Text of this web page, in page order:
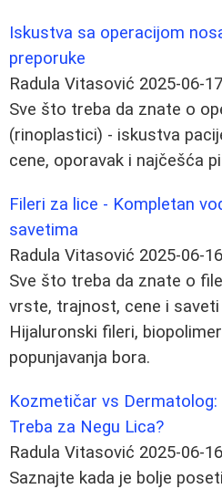
Iskustva sa operacijom
preporuke
Radula Vitasović 2025-06-17
Sve što treba da znate o
(rinoplastici) - iskustva
cene, oporavak i najčešća
Fileri za lice - Kompletan
savetima
Radula Vitasović 2025-06-16
Sve što treba da znate o
vrste, trajnost, cene i
Hijaluronski fileri,
popunjavanja bora.
Kozmetičar vs
Treba za Negu Lica?
Radula Vitasović 2025-06-16
Saznajte kada je bolje